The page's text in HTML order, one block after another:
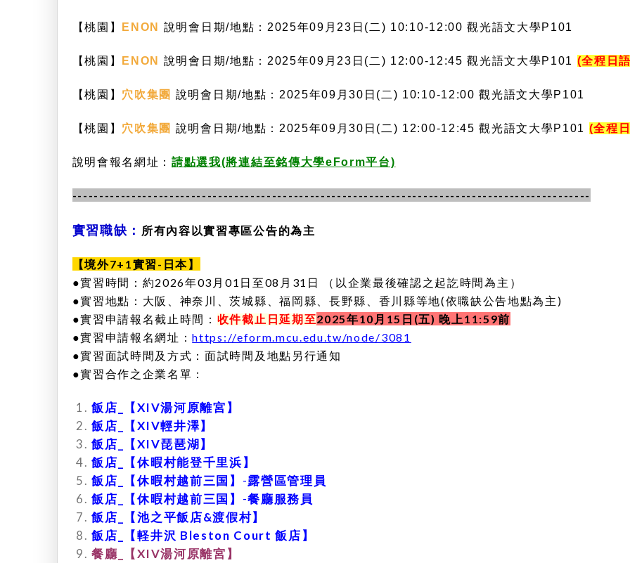
【桃園】 ENON 說明會日期/地點：2025年09月23日(二 ) 10:10-12:00 觀光語文大學P101
【桃園】 ENON 說明會日期/地點：2025年09月23日(二 ) 12:00-12:45 觀光語文大學P101 (全程日
【桃園】 穴吹集團 說明會日期/地點：2025年09月30日(二) 10:10-12:00 觀光語文大學P101
【桃園】 穴吹集團 說明會日期/地點：2025年09月30日(二) 12:00-12:45 觀光語文大學P101 (全程
說明會報名網址：請點選我(將連結至銘傳大學eForm平台)
------------------------------------------------------------------------------------------------
實習職缺： 所有內容以實習專區公告的為主
【境外7+1實習-日本】
●實習時間：約2026年03月01日至08月31日 （以企業最後確認之起訖時間為主）
●實習地點：大阪、神奈川、茨城縣、福岡縣、長野縣、香川縣等地(依職缺公告地點為主)
●實習申請報名截止時間： 收件截止日延期至2025年10月15日(五) 晚上11:59前
●實習申請報名網址：https://eform.mcu.edu.tw/node/3081
●實習面試時間及方式：面試時間及地點另行通知
●實習合作之企業名單：
飯店_【XIV湯河原離宮】
飯店_【XIV輕井澤】
飯店_【XIV琵琶湖】
飯店_
【休暇村能登千里浜】
飯店_
【休暇村越前三国】 -露營區管理員
飯店_
【休暇村越前三国】 -餐廳服務員
飯店_
【池之平飯店&渡假村】
飯店_
【軽井沢 Bleston Court 飯店】
餐廳_【XIV湯河原離宮】